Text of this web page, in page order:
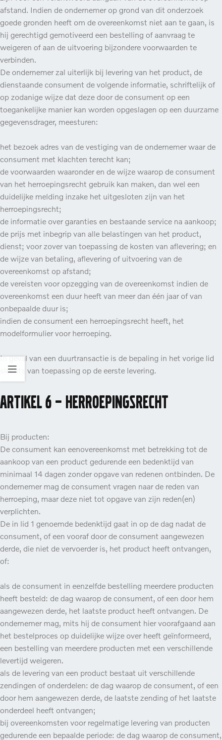
afstand. Indien de ondernemer op grond van dit onderzoek
goede gronden heeft om de overeenkomst niet aan te gaan, is
hij gerechtigd gemotiveerd een bestelling of aanvraag te
weigeren of aan de uitvoering bijzondere voorwaarden te
verbinden.
De ondernemer zal uiterlijk bij levering van het product, de
dienstaande consument de volgende informatie, schriftelijk of
op zodanige wijze dat deze door de consument op een
toegankelijke manier kan worden opgeslagen op een duurzame
gegevensdrager, meesturen:
het bezoek adres van de vestiging van de ondernemer waar de
consument met klachten terecht kan;
de voorwaarden waaronder en de wijze waarop de consument
van het herroepingsrecht gebruik kan maken, dan wel een
duidelijke melding inzake het uitgesloten zijn van het
herroepingsrecht;
de informatie over garanties en bestaande service na aankoop;
de prijs met inbegrip van alle belastingen van het product,
dienst; voor zover van toepassing de kosten van aflevering; en
de wijze van betaling, aflevering of uitvoering van de
overeenkomst op afstand;
de vereisten voor opzegging van de overeenkomst indien de
overeenkomst een duur heeft van meer dan één jaar of van
onbepaalde duur is;
indien de consument een herroepingsrecht heeft, het
modelformulier voor herroeping.
In geval van een duurtransactie is de bepaling in het vorige lid
slechts van toepassing op de eerste levering.
Artikel 6 – Herroepingsrecht
Bij producten:
De consument kan eenovereenkomst met betrekking tot de
aankoop van een product gedurende een bedenktijd van
minimaal 14 dagen zonder opgave van redenen ontbinden. De
ondernemer mag de consument vragen naar de reden van
herroeping, maar deze niet tot opgave van zijn reden(en)
verplichten.
De in lid 1 genoemde bedenktijd gaat in op de dag nadat de
consument, of een vooraf door de consument aangewezen
derde, die niet de vervoerder is, het product heeft ontvangen,
of:
als de consument in eenzelfde bestelling meerdere producten
heeft besteld: de dag waarop de consument, of een door hem
aangewezen derde, het laatste product heeft ontvangen. De
ondernemer mag, mits hij de consument hier voorafgaand aan
het bestelproces op duidelijke wijze over heeft geïnformeerd,
een bestelling van meerdere producten met een verschillende
levertijd weigeren.
als de levering van een product bestaat uit verschillende
zendingen of onderdelen: de dag waarop de consument, of een
door hem aangewezen derde, de laatste zending of het laatste
onderdeel heeft ontvangen;
bij overeenkomsten voor regelmatige levering van producten
gedurende een bepaalde periode: de dag waarop de consument,